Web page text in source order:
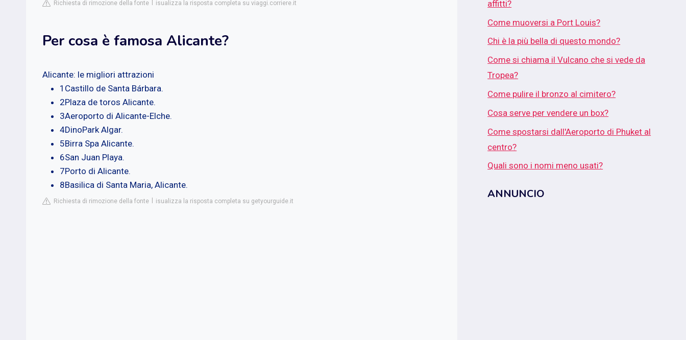
Richiesta di rimozione della fonte isualizza la risposta completa su viaggi.corriere.it
Per cosa è famosa Alicante?
Alicante: le migliori attrazioni
1Castillo de Santa Bárbara.
2Plaza de toros Alicante.
3Aeroporto di Alicante-Elche.
4DinoPark Algar.
5Birra Spa Alicante.
6San Juan Playa.
7Porto di Alicante.
8Basilica di Santa Maria, Alicante.
Richiesta di rimozione della fonte isualizza la risposta completa su getyourguide.it
affitti?
Come muoversi a Port Louis?
Chi è la più bella di questo mondo?
Come si chiama il Vulcano che si vede da
Tropea?
Come pulire il bronzo al cimitero?
Cosa serve per vendere un box?
Come spostarsi dall'Aeroporto di Phuket al
centro?
Quali sono i nomi meno usati?
ANNUNCIO